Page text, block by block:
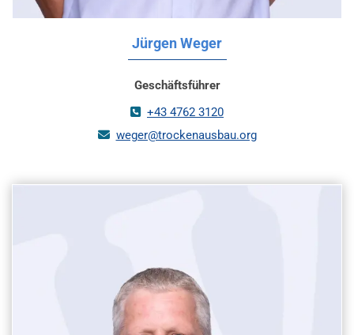
Jürgen Weger
Geschäftsführer
 +43 4762 3120
 weger@trockenausbau.org